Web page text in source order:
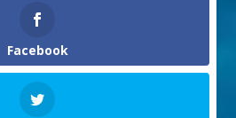
Facebook